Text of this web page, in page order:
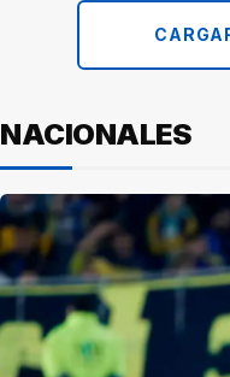
NACIONALES